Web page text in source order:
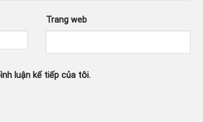
Trang web
luận kế tiếp của tôi.